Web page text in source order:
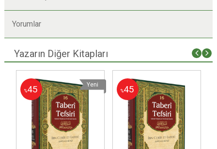
Yorumlar
Yazarın Diğer Kitapları
%45 Yeni
%45